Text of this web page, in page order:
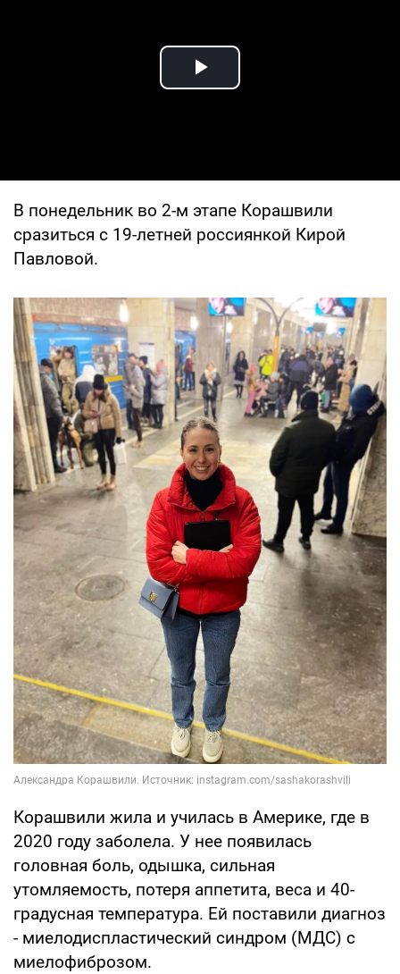
Play Video
В понедельник во 2-м этапе Корашвили
сразиться с 19-летней россиянкой Кирой
Павловой.
Корашвили жила и училась в Америке, где в
2020 году заболела. У нее появилась
головная боль, одышка, сильная
утомляемость, потеря аппетита, веса и 40-
градусная температура. Ей поставили диагноз
- миелодиспластический синдром (МДС) с
миелофиброзом.